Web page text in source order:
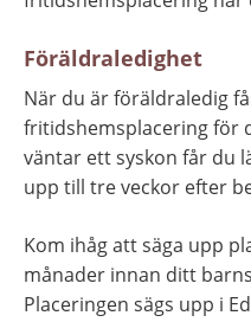
Föräldraledighet
När du är föräldraledig
fritidshemsplacering för
väntar ett syskon får du
upp till tre veckor efter
Kom ihåg att säga upp
månader innan ditt
Placeringen sägs upp i